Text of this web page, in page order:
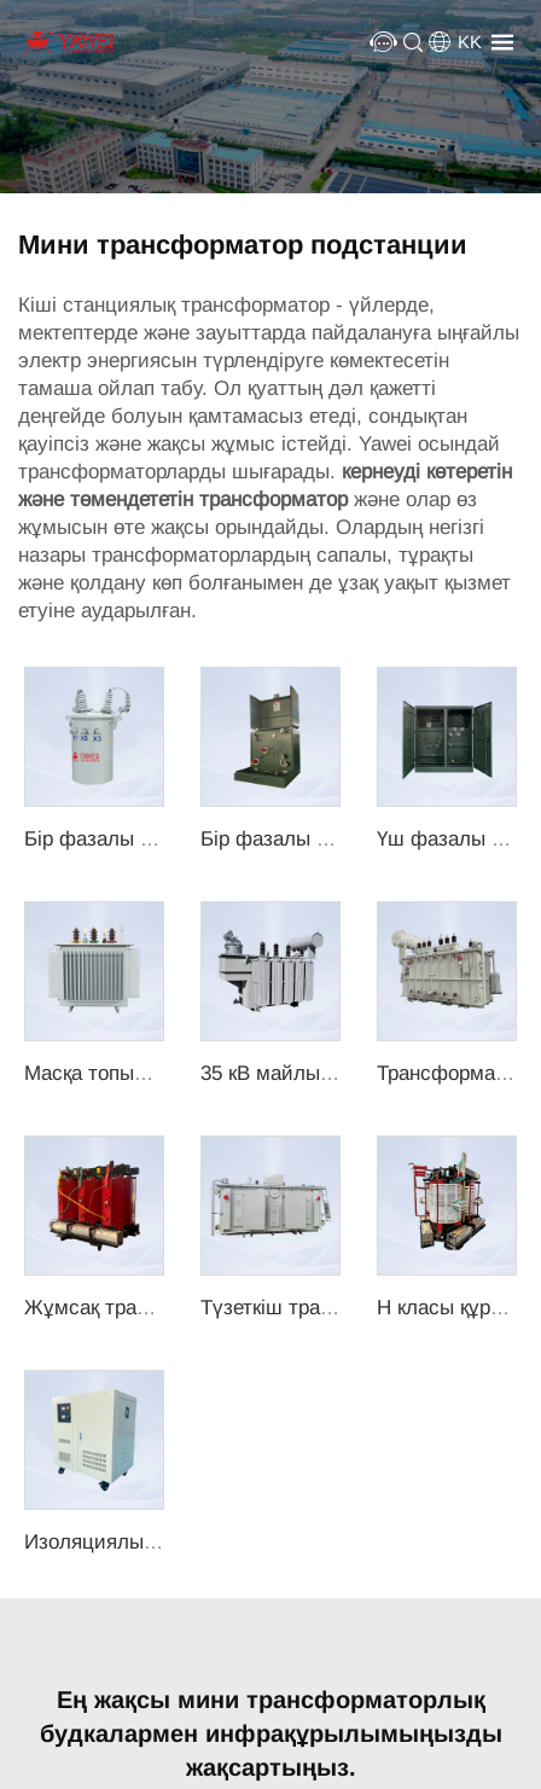
KK
Мини трансформатор подстанции
Кіші станциялық трансформатор - үйлерде,
мектептерде және зауыттарда пайдалануға ыңғайлы
электр энергиясын түрлендіруге көмектесетін
тамаша ойлап табу. Ол қуаттың дәл қажетті
деңгейде болуын қамтамасыз етеді, сондықтан
қауіпсіз және жақсы жұмыс істейді. Yawei осындай
трансформаторларды шығарады. кернеуді көтеретін
және төмендететін трансформатор және олар өз
жұмысын өте жақсы орындайды. Олардың негізгі
назары трансформаторлардың сапалы, тұрақты
және қолдану көп болғанымен де ұзақ уақыт қызмет
етуіне аударылған.
Бір фазалы бағаналы трансформатор Бір фазалы тарапқа орнатылған трансформатор Үш фазалы трансформатор тұрақтандыру платформасы
Масқа топырған трансформатор 35 кВ майлы шарғылы трансформатор Трансформатор токы
Жұмсақ трансформатор Түзеткіш трансформатор H класы құрғақ трансформатор, қорапта жабылмаған
Изоляциялық трансформатор
Ең жақсы мини трансформаторлық
будкалармен инфрақұрылымыңызды
жақсартыңыз.